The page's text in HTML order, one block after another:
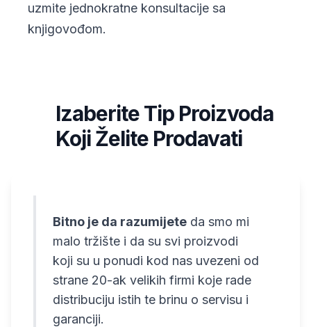
uzmite jednokratne konsultacije sa
knjigovođom.
Izaberite Tip Proizvoda
Koji Želite Prodavati
Bitno je da razumijete da smo mi
malo tržište i da su svi proizvodi
koji su u ponudi kod nas uvezeni od
strane 20-ak velikih firmi koje rade
distribuciju istih te brinu o servisu i
garanciji.